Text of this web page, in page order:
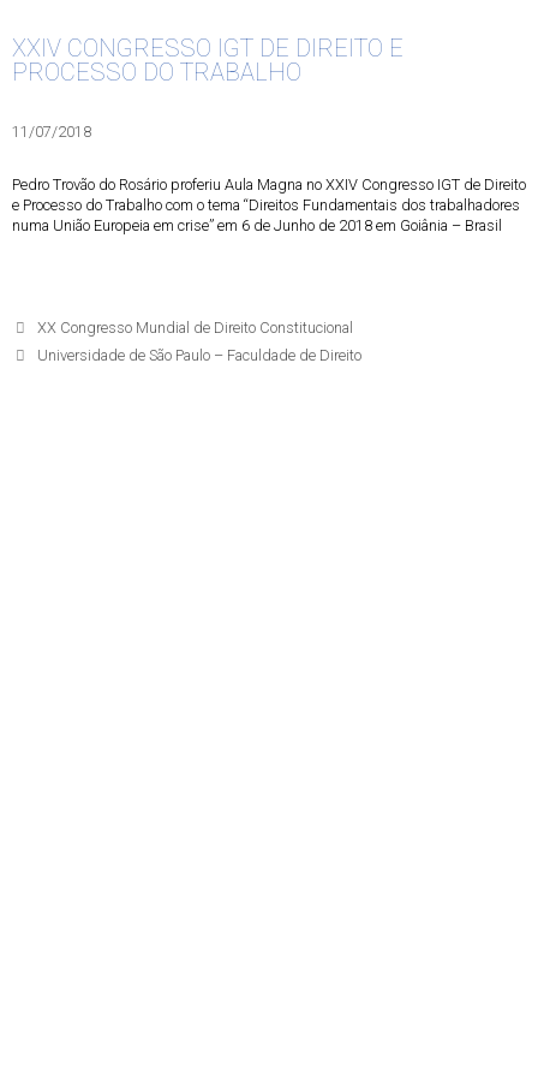
XXIV CONGRESSO IGT DE DIREITO E
PROCESSO DO TRABALHO
11/07/2018
Pedro Trovão do Rosário proferiu Aula Magna no XXIV Congresso IGT de Direito
e Processo do Trabalho com o tema “Direitos Fundamentais dos trabalhadores
numa União Europeia em crise” em 6 de Junho de 2018 em Goiânia – Brasil
XX Congresso Mundial de Direito Constitucional
Universidade de São Paulo – Faculdade de Direito